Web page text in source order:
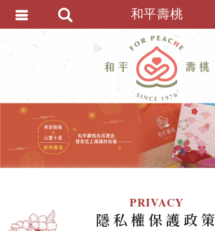
PRIVACY
隱私權保護政策
和平壽桃
會員登入
會員註冊
忘記密碼
訂單查詢
追蹤清單
繁體中文